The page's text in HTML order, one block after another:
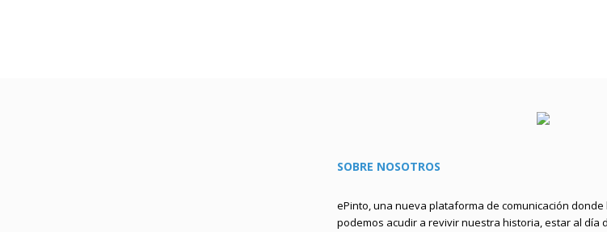
SOBRE NOSOTROS
ePinto, una nueva plataforma de comunicación
podemos acudir a revivir nuestra historia, estar al día